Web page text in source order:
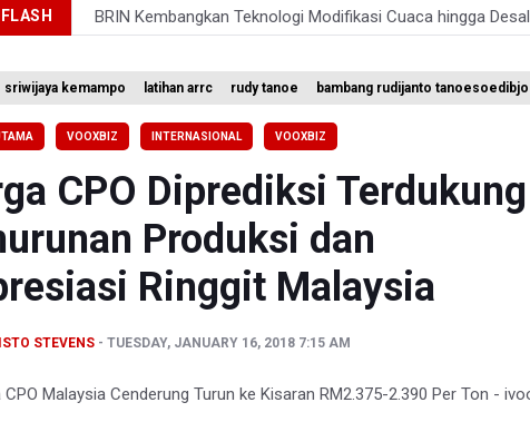
KPK Minta Bambang Rudijanto Tanoesoedibjo Kooperatif,
KPK Terima Permintaan Kejaksaan Agung Periksa Febrie
Kementerian ESDM Kaji Pengembangan PLTS Sepanjang
sriwijaya kemampo latihan arrc rudy tanoe bambang rudijanto tanoesoedibjo
VOOXBIZ INTERNASIONAL VOOXBIZ
CPO Diprediksi Terdukung
Produksi dan
Ringgit Malaysia
STEVENS TUESDAY, JANUARY 16, 2018 7:15 AM